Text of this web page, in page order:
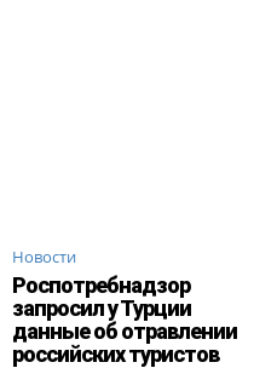
Новости
Роспотребнадзор
запросил у Турции
данные об отравлении
российских туристов